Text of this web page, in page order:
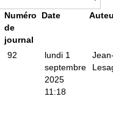
Numéro
de
journal
Date
92
lundi 1
septembre
2025
11:18